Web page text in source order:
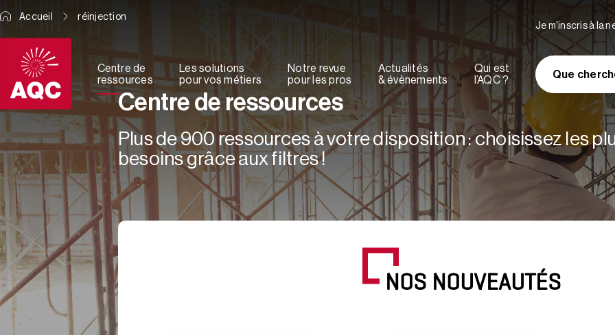
Centre de
ressources
Les solutions
pour vos métiers
Notre revue
pour les pros
Actualités
& évènements
Qui est
l’AQC ?
Je m'inscris à la
Que
Accueil réinjection
Centre de ressources
Plus de 900 ressources à votre disposition : choisissez les
besoins grâce aux filtres !
NOS NOUVEAUTÉS